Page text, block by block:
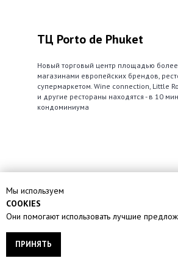
ТЦ Porto de Phuket
Новый торговый центр площадью
магазинами европейских брендов,
супермаркетом. Wine connection, Little
и другие рестораны находятся - в 10
кондоминиума
Мы используем
COOKIES
Они помогают использовать лучшие
ПРИНЯТЬ